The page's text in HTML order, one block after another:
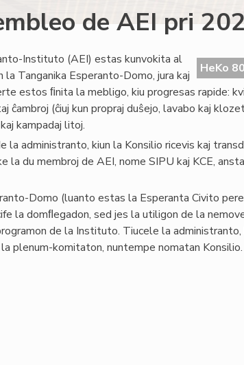
de AEI pri
HeKo
Instituto (AEI) estas kunvokita al
Tanganika Esperanto-Domo, jura kaj
estos ﬁnita la mebligo, kiu progresas rapide:
(ĉiuj kun propraj duŝejo, lavabo kaj
kampadaj litoj.
la administranto, kiun la Konsilio ricevis kaj
la du membroj de AEI, nome SIPU kaj KCE,
Domo (luanto estas la Esperanta Civito
la domﬂegadon, sed jes la utiligon de la
de la Instituto. Tiucele la administranto,
plenum-komitaton, nuntempe nomatan Konsilio.